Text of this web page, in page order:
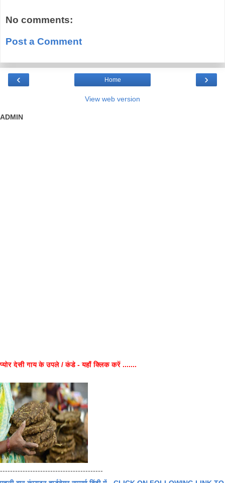
No comments:
Post a Comment
‹ ›
Home
View web version
ADMIN
प्योर देसी गाय के उपले / कंडे - यहाँ क्लिक करें .......
-----------------------------------------